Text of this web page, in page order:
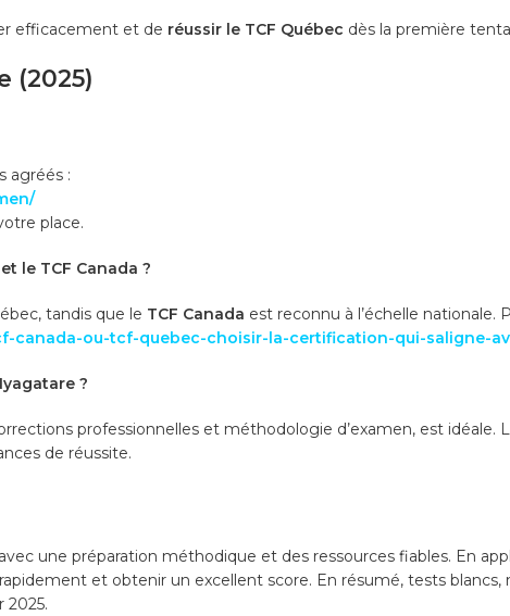
efficacement et de réussir le TCF Québec dès la première
(2025)
agréés :
place.
le TCF Canada ?
tandis que le TCF Canada est reconnu à l’échelle nationale.
canada-ou-tcf-quebec-choisir-la-certification-qui-saligne-
?
professionnelles et méthodologie d’examen, est idéale.
de réussite.
une préparation méthodique et des ressources fiables. En
et obtenir un excellent score. En résumé, tests
2025.